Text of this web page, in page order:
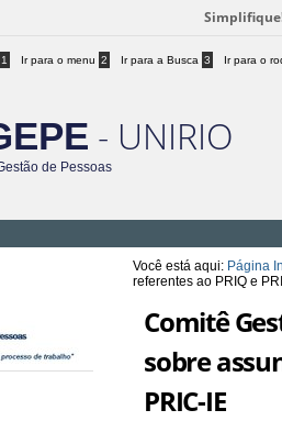
1 Ir para o menu 2 Ir para a Busca 3 Ir para o
- UNIRIO
de Pessoas
Você está aqui: Página
referentes ao PRIQ e
Comitê
sobre
PRIC-IE